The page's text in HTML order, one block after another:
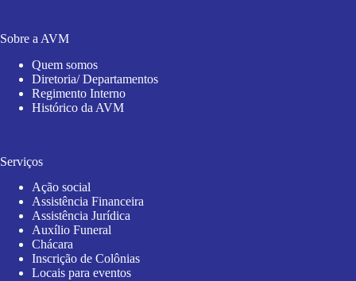
Sobre a AVM
Quem somos
Diretoria/ Departamentos
Regimento Interno
Histórico da AVM
Serviços
Ação social
Assistência Financeira
Assistência Jurídica
Auxílio Funeral
Chácara
Inscrição de Colônias
Locais para eventos